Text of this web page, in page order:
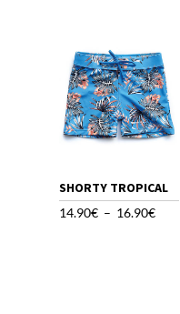
12.90€
SHORTY TROPICAL
14.90€ – 16.90€Plage